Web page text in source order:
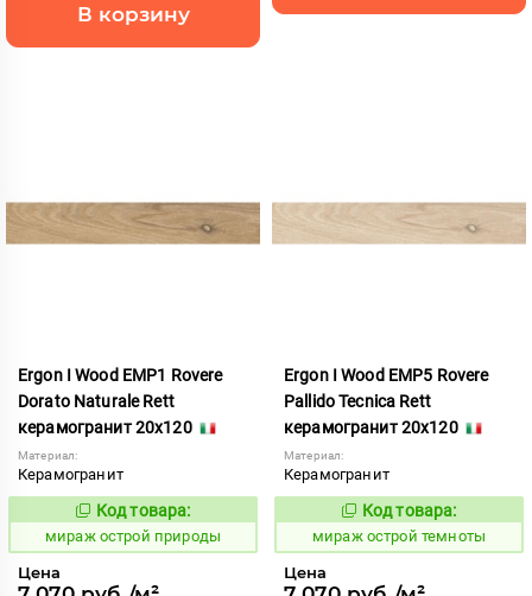
В корзину
Ergon I Wood EMP1 Rovere
Dorato Naturale Rett
керамогранит 20x120
Материал:
Керамогранит
992975
Код товара:
мираж острой природы
Цена
Ergon I Wood EMP5 Rovere
Pallido Tecnica Rett
керамогранит 20x120
Материал:
Керамогранит
992977
Код товара:
мираж острой темноты
Цена